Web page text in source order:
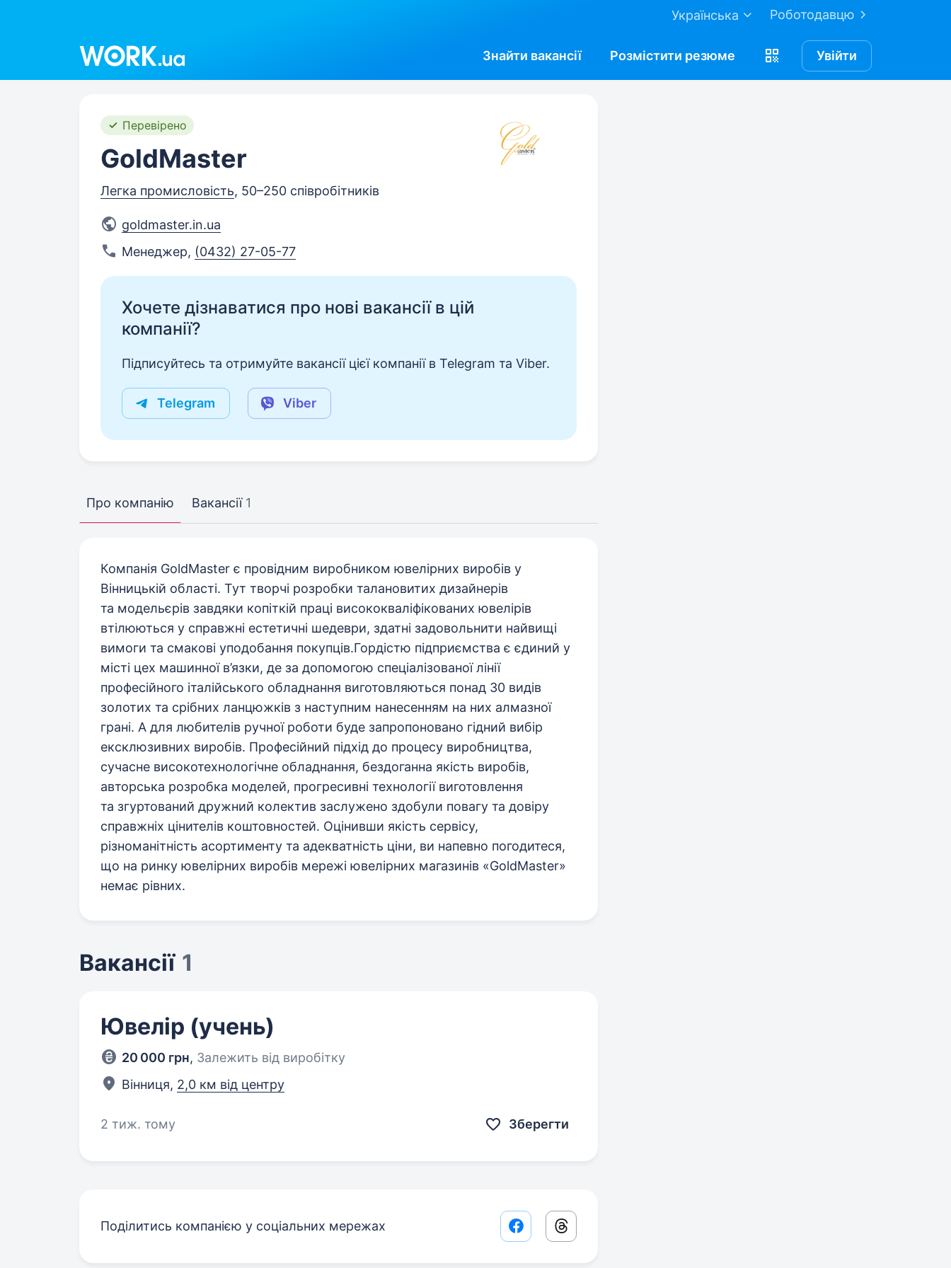
Роботодавцю
Українська
Знайти вакансії Розмістити резюме Увійти
Перевірено
GoldMaster
Легка промисловість, 50–250 співробітників
goldmaster.in.ua
Менеджер, (0432) 27-05-77
Хочете дізнаватися про нові вакансії в цій
компанії?
Підписуйтесь та отримуйте вакансії цієї компанії в Telegram та Viber.
Telegram Viber
Про компанію Вакансії 1
Компанія GoldMaster є провідним виробником ювелірних виробів у
Вінницькій області. Тут творчі розробки талановитих дизайнерів
та модельєрів завдяки копіткій праці висококваліфікованих ювелірів
втілюються у справжні естетичні шедеври, здатні задовольнити найвищі
вимоги та смакові уподобання покупців.Гордістю підприємства є єдиний у
місті цех машинної в’язки, де за допомогою спеціалізованої лінії
професійного італійського обладнання виготовляються понад 30 видів
золотих та срібних ланцюжків з наступним нанесенням на них алмазної
грані. А для любителів ручної роботи буде запропоновано гідний вибір
ексклюзивних виробів. Професійний підхід до процесу виробництва,
сучасне високотехнологічне обладнання, бездоганна якість виробів,
авторська розробка моделей, прогресивні технології виготовлення
та згуртований дружний колектив заслужено здобули повагу та довіру
справжніх цінителів коштовностей. Оцінивши якість сервісу,
різноманітність асортименту та адекватність ціни, ви напевно погодитеся,
що на ринку ювелірних виробів мережі ювелірних магазинів «GoldMaster»
немає рівних.
Вакансії 1
Ювелір (учень)
20 000 грн, Залежить від виробітку
Вінниця, 2,0 км від центру
2 тиж. тому Зберегти
Поділитись компанією у соціальних мережах Facebook share link
Threads share link